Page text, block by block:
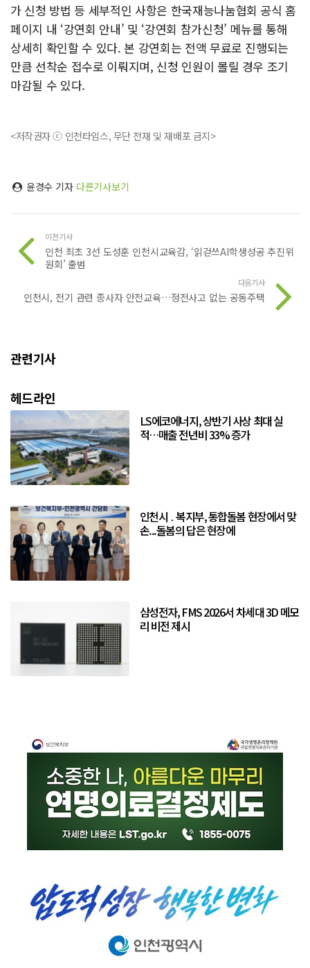
가 신청 방법 등 세부적인 사항은 한국재능나눔협회 공식 홈
페이지 내 ‘강연회 안내’ 및 ‘강연회 참가신청’ 메뉴를 통해
상세히 확인할 수 있다. 본 강연회는 전액 무료로 진행되는
만큼 선착순 접수로 이뤄지며, 신청 인원이 몰릴 경우 조기
마감될 수 있다.
<저작권자 ⓒ 인천타임스, 무단 전재 및 재배포 금지>
윤경수 기자 다른기사보기
이전기사
인천 최초 3선 도성훈 인천시교육감, ‘읽걷쓰AI학생성공 추진위
원회’ 출범
다음기사
인천시, 전기 관련 종사자 안전교육…정전사고 없는 공동주택
관련기사
헤드라인
LS에코에너지, 상반기 사상 최대 실
적…매출 전년비 33% 증가
인천시 ․ 복지부, 통합돌봄 현장에서 맞
손...돌봄의 답은 현장에
삼성전자, FMS 2026서 차세대 3D 메모
리 비전 제시